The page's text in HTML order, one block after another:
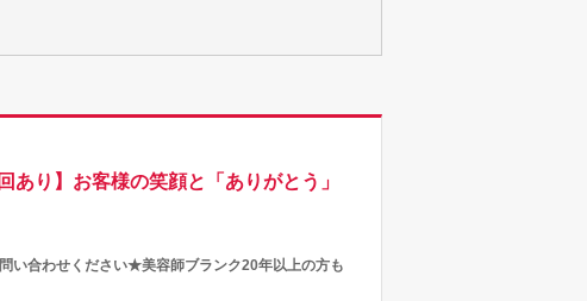
り】お客様の笑顔と「ありがとう」
い合わせください★美容師ブランク20年以上の方も